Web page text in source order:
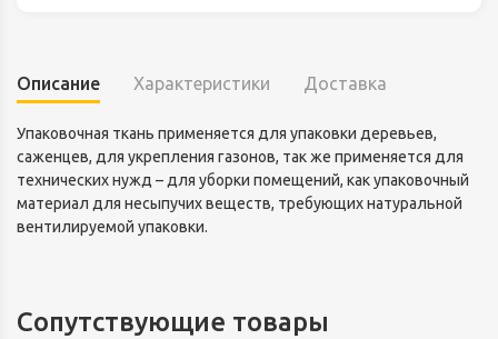
Описание Характеристики Доставка
Упаковочная ткань применяется для упаковки деревьев,
саженцев, для укрепления газонов, так же применяется для
технических нужд – для уборки помещений, как упаковочный
материал для несыпучих веществ, требующих натуральной
вентилируемой упаковки.
Сопутствующие товары